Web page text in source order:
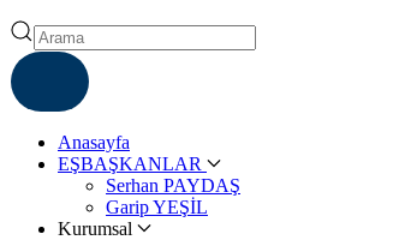
Anasayfa
EŞBAŞKANLAR
Serhan PAYDAŞ
Garip YEŞİL
Kurumsal